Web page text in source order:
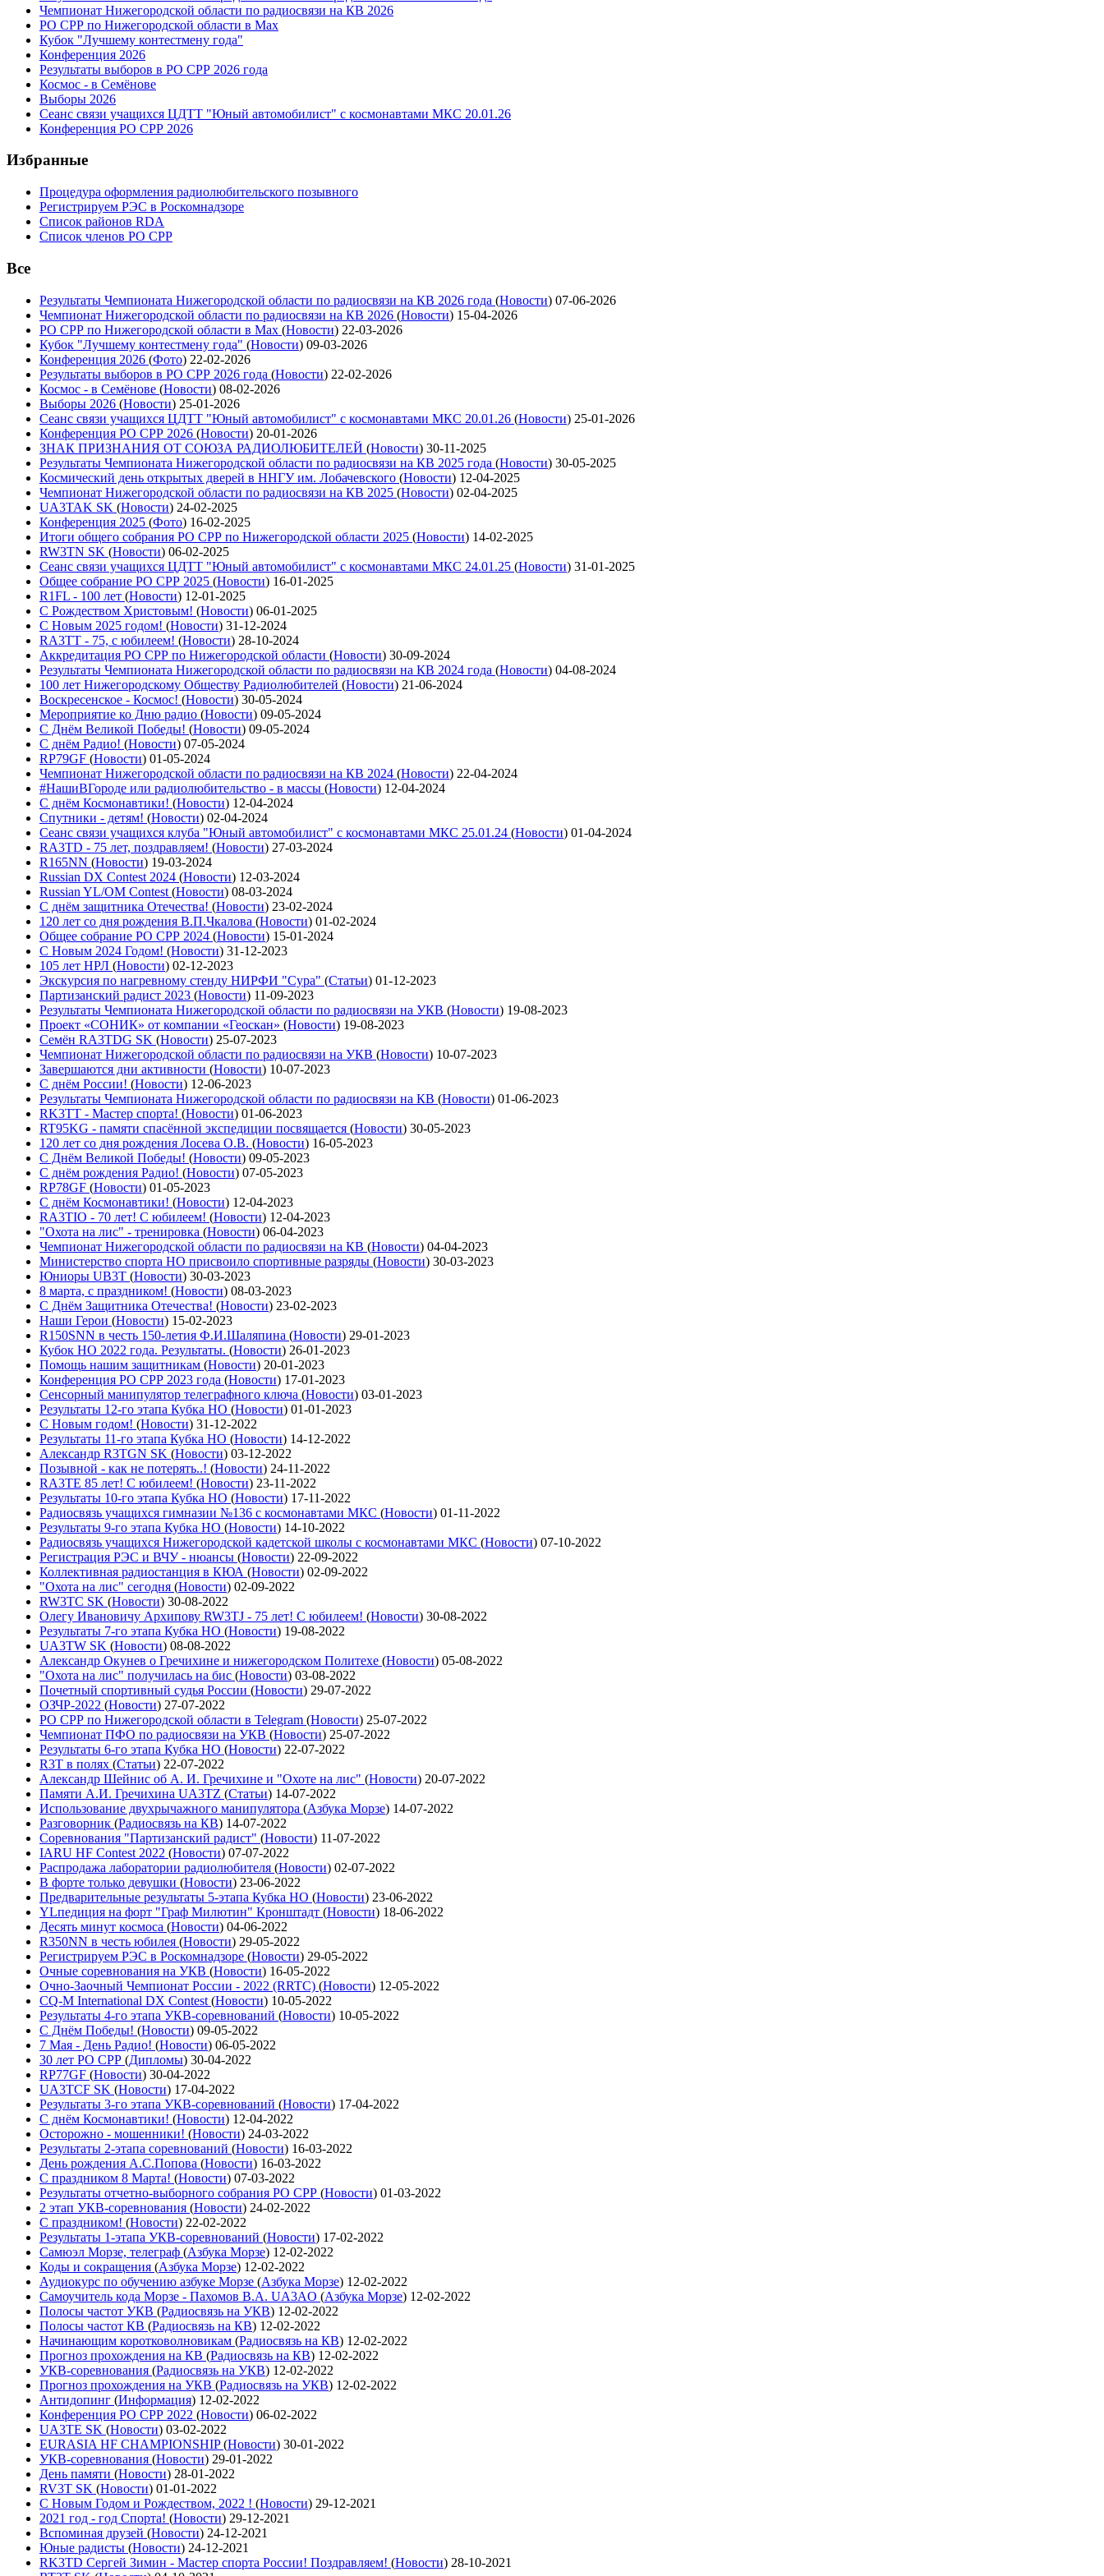
Чемпионат Нижегородской области по радиосвязи на КВ 2026
РО СРР по Нижегородской области в Max
Кубок "Лучшему контестмену года"
Конференция 2026
Результаты выборов в РО СРР 2026 года
Космос - в Семёнове
Выборы 2026
Сеанс связи учащихся ЦДТТ "Юный автомобилист" с космонавтами МКС 20.01.26
Конференция РО СРР 2026
Избранные
Процедура оформления радиолюбительского позывного
Регистрируем РЭС в Роскомнадзоре
Список районов RDA
Список членов РО СРР
Все
Результаты Чемпионата Нижегородской области по радиосвязи на КВ 2026 года (Новости) 07-06-2026
Чемпионат Нижегородской области по радиосвязи на КВ 2026 (Новости) 15-04-2026
РО СРР по Нижегородской области в Max (Новости) 22-03-2026
Кубок "Лучшему контестмену года" (Новости) 09-03-2026
Конференция 2026 (Фото) 22-02-2026
Результаты выборов в РО СРР 2026 года (Новости) 22-02-2026
Космос - в Семёнове (Новости) 08-02-2026
Выборы 2026 (Новости) 25-01-2026
Сеанс связи учащихся ЦДТТ "Юный автомобилист" с космонавтами МКС 20.01.26 (Новости) 25-01-2026
Конференция РО СРР 2026 (Новости) 20-01-2026
ЗНАК ПРИЗНАНИЯ ОТ СОЮЗА РАДИОЛЮБИТЕЛЕЙ (Новости) 30-11-2025
Результаты Чемпионата Нижегородской области по радиосвязи на КВ 2025 года (Новости) 30-05-2025
Космический день открытых дверей в ННГУ им. Лобачевского (Новости) 12-04-2025
Чемпионат Нижегородской области по радиосвязи на КВ 2025 (Новости) 02-04-2025
UA3TAK SK (Новости) 24-02-2025
Конференция 2025 (Фото) 16-02-2025
Итоги общего собрания РО СРР по Нижегородской области 2025 (Новости) 14-02-2025
RW3TN SK (Новости) 06-02-2025
Сеанс связи учащихся ЦДТТ "Юный автомобилист" с космонавтами МКС 24.01.25 (Новости) 31-01-2025
Общее собрание РО СРР 2025 (Новости) 16-01-2025
R1FL - 100 лет (Новости) 12-01-2025
С Рождеством Христовым! (Новости) 06-01-2025
С Новым 2025 годом! (Новости) 31-12-2024
RA3TT - 75, с юбилеем! (Новости) 28-10-2024
Аккредитация РО СРР по Нижегородской области (Новости) 30-09-2024
Результаты Чемпионата Нижегородской области по радиосвязи на КВ 2024 года (Новости) 04-08-2024
100 лет Нижегородскому Обществу Радиолюбителей (Новости) 21-06-2024
Воскресенское - Космос! (Новости) 30-05-2024
Мероприятие ко Дню радио (Новости) 09-05-2024
С Днём Великой Победы! (Новости) 09-05-2024
С днём Радио! (Новости) 07-05-2024
RP79GF (Новости) 01-05-2024
Чемпионат Нижегородской области по радиосвязи на КВ 2024 (Новости) 22-04-2024
#НашиВГороде или радиолюбительство - в массы (Новости) 12-04-2024
С днём Космонавтики! (Новости) 12-04-2024
Спутники - детям! (Новости) 02-04-2024
Сеанс связи учащихся клуба "Юный автомобилист" с космонавтами МКС 25.01.24 (Новости) 01-04-2024
RA3TD - 75 лет, поздравляем! (Новости) 27-03-2024
R165NN (Новости) 19-03-2024
Russian DX Contest 2024 (Новости) 12-03-2024
Russian YL/OM Contest (Новости) 08-03-2024
С днём защитника Отечества! (Новости) 23-02-2024
120 лет со дня рождения В.П.Чкалова (Новости) 01-02-2024
Общее собрание РО СРР 2024 (Новости) 15-01-2024
С Новым 2024 Годом! (Новости) 31-12-2023
105 лет НРЛ (Новости) 02-12-2023
Экскурсия по нагревному стенду НИРФИ "Сура" (Статьи) 01-12-2023
Партизанский радист 2023 (Новости) 11-09-2023
Результаты Чемпионата Нижегородской области по радиосвязи на УКВ (Новости) 19-08-2023
Проект «СОНИК» от компании «Геоскан» (Новости) 19-08-2023
Семён RA3TDG SK (Новости) 25-07-2023
Чемпионат Нижегородской области по радиосвязи на УКВ (Новости) 10-07-2023
Завершаются дни активности (Новости) 10-07-2023
С днём России! (Новости) 12-06-2023
Результаты Чемпионата Нижегородской области по радиосвязи на КВ (Новости) 01-06-2023
RK3TT - Мастер спорта! (Новости) 01-06-2023
RT95KG - памяти спасённой экспедиции посвящается (Новости) 30-05-2023
120 лет со дня рождения Лосева О.В. (Новости) 16-05-2023
С Днём Великой Победы! (Новости) 09-05-2023
С днём рождения Радио! (Новости) 07-05-2023
RP78GF (Новости) 01-05-2023
С днём Космонавтики! (Новости) 12-04-2023
RA3TIO - 70 лет! С юбилеем! (Новости) 12-04-2023
"Охота на лис" - тренировка (Новости) 06-04-2023
Чемпионат Нижегородской области по радиосвязи на КВ (Новости) 04-04-2023
Министерство спорта НО присвоило спортивные разряды (Новости) 30-03-2023
Юниоры UB3T (Новости) 30-03-2023
8 марта, с праздником! (Новости) 08-03-2023
С Днём Защитника Отечества! (Новости) 23-02-2023
Наши Герои (Новости) 15-02-2023
R150SNN в честь 150-летия Ф.И.Шаляпина (Новости) 29-01-2023
Кубок НО 2022 года. Результаты. (Новости) 26-01-2023
Помощь нашим защитникам (Новости) 20-01-2023
Конференция РО СРР 2023 года (Новости) 17-01-2023
Сенсорный манипулятор телеграфного ключа (Новости) 03-01-2023
Результаты 12-го этапа Кубка НО (Новости) 01-01-2023
С Новым годом! (Новости) 31-12-2022
Результаты 11-го этапа Кубка НО (Новости) 14-12-2022
Александр R3TGN SK (Новости) 03-12-2022
Позывной - как не потерять..! (Новости) 24-11-2022
RA3TE 85 лет! С юбилеем! (Новости) 23-11-2022
Результаты 10-го этапа Кубка НО (Новости) 17-11-2022
Радиосвязь учащихся гимназии №136 с космонавтами МКС (Новости) 01-11-2022
Результаты 9-го этапа Кубка НО (Новости) 14-10-2022
Радиосвязь учащихся Нижегородской кадетской школы с космонавтами МКС (Новости) 07-10-2022
Регистрация РЭС и ВЧУ - нюансы (Новости) 22-09-2022
Коллективная радиостанция в КЮА (Новости) 02-09-2022
"Охота на лис" сегодня (Новости) 02-09-2022
RW3TC SK (Новости) 30-08-2022
Олегу Ивановичу Архипову RW3TJ - 75 лет! С юбилеем! (Новости) 30-08-2022
Результаты 7-го этапа Кубка НО (Новости) 19-08-2022
UA3TW SK (Новости) 08-08-2022
Александр Окунев о Гречихине и нижегородском Политехе (Новости) 05-08-2022
"Охота на лис" получилась на бис (Новости) 03-08-2022
Почетный спортивный судья России (Новости) 29-07-2022
ОЗЧР-2022 (Новости) 27-07-2022
РО СРР по Нижегородской области в Telegram (Новости) 25-07-2022
Чемпионат ПФО по радиосвязи на УКВ (Новости) 25-07-2022
Результаты 6-го этапа Кубка НО (Новости) 22-07-2022
R3T в полях (Статьи) 22-07-2022
Александр Шейнис об А. И. Гречихине и "Охоте на лис" (Новости) 20-07-2022
Памяти А.И. Гречихина UA3TZ (Статьи) 14-07-2022
Использование двухрычажного манипулятора (Азбука Морзе) 14-07-2022
Разговорник (Радиосвязь на КВ) 14-07-2022
Соревнования "Партизанский радист" (Новости) 11-07-2022
IARU HF Contest 2022 (Новости) 07-07-2022
Распродажа лаборатории радиолюбителя (Новости) 02-07-2022
В форте только девушки (Новости) 23-06-2022
Предварительные результаты 5-этапа Кубка НО (Новости) 23-06-2022
YLпедиция на форт "Граф Милютин" Кронштадт (Новости) 18-06-2022
Десять минут космоса (Новости) 04-06-2022
R350NN в честь юбилея (Новости) 29-05-2022
Регистрируем РЭС в Роскомнадзоре (Новости) 29-05-2022
Очные соревнования на УКВ (Новости) 16-05-2022
Очно-Заочный Чемпионат России - 2022 (RRTC) (Новости) 12-05-2022
CQ-M International DX Contest (Новости) 10-05-2022
Результаты 4-го этапа УКВ-соревнований (Новости) 10-05-2022
С Днём Победы! (Новости) 09-05-2022
7 Мая - День Радио! (Новости) 06-05-2022
30 лет РО СРР (Дипломы) 30-04-2022
RP77GF (Новости) 30-04-2022
UA3TCF SK (Новости) 17-04-2022
Результаты 3-го этапа УКВ-соревнований (Новости) 17-04-2022
С днём Космонавтики! (Новости) 12-04-2022
Осторожно - мошенники! (Новости) 24-03-2022
Результаты 2-этапа соревнований (Новости) 16-03-2022
День рождения А.С.Попова (Новости) 16-03-2022
С праздником 8 Марта! (Новости) 07-03-2022
Результаты отчетно-выборного собрания РО СРР (Новости) 01-03-2022
2 этап УКВ-соревнования (Новости) 24-02-2022
С праздником! (Новости) 22-02-2022
Результаты 1-этапа УКВ-соревнований (Новости) 17-02-2022
Самюэл Морзе, телеграф (Азбука Морзе) 12-02-2022
Коды и сокращения (Азбука Морзе) 12-02-2022
Аудиокурс по обучению азбуке Морзе (Азбука Морзе) 12-02-2022
Самоучитель кода Морзе - Пахомов В.А. UA3AO (Азбука Морзе) 12-02-2022
Полосы частот УКВ (Радиосвязь на УКВ) 12-02-2022
Полосы частот КВ (Радиосвязь на КВ) 12-02-2022
Начинающим коротковолновикам (Радиосвязь на КВ) 12-02-2022
Прогноз прохождения на КВ (Радиосвязь на КВ) 12-02-2022
УКВ-соревнования (Радиосвязь на УКВ) 12-02-2022
Прогноз прохождения на УКВ (Радиосвязь на УКВ) 12-02-2022
Антидопинг (Информация) 12-02-2022
Конференция РО СРР 2022 (Новости) 06-02-2022
UA3TE SK (Новости) 03-02-2022
EURASIA HF CHAMPIONSHIP(Новости) 30-01-2022
УКВ-соревнования (Новости) 29-01-2022
День памяти (Новости) 28-01-2022
RV3T SK (Новости) 01-01-2022
С Новым Годом и Рождеством, 2022 ! (Новости) 29-12-2021
2021 год - год Cпорта! (Новости) 29-12-2021
Вспоминая друзей (Новости) 24-12-2021
Юные радисты (Новости) 24-12-2021
RK3TD Сергей Зимин - Мастер спорта России! Поздравляем! (Новости) 28-10-2021